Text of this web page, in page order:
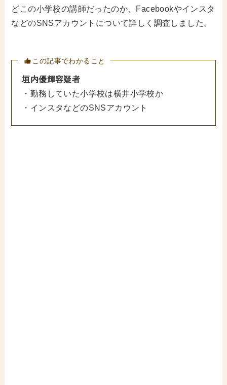
どこの小学校の講師だったのか、Facebookやインスタ
などのSNSアカウントについて詳しく調査しました。
この記事でわかること
垣内優輝容疑者
・勤務していた小学校は横井小学校か
・インスタなどのSNSアカウント